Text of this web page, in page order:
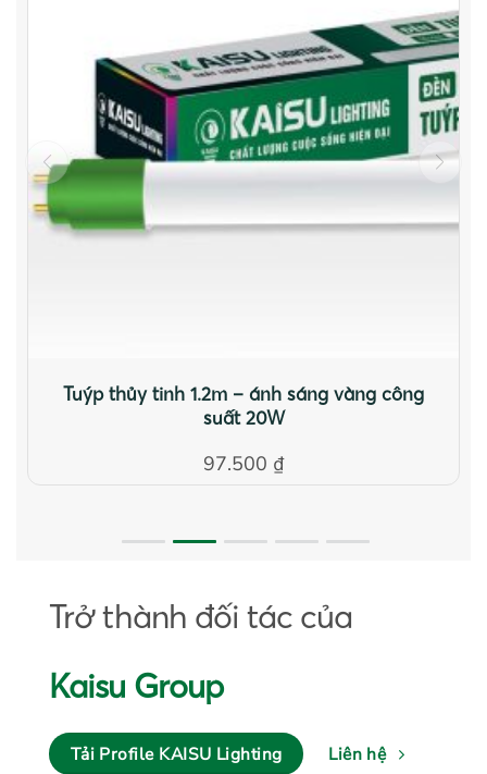
Tuýp thủy tinh 1.2m – ánh sáng vàng công
suất 20W
97.500 ₫
Trở thành đối tác của
Kaisu Group
Tải Profile KAISU Lighting Liên hệ